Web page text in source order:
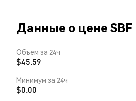
Данные о цене SBF
Объем за 24ч
$45.59
Минимум за 24ч
$0.00